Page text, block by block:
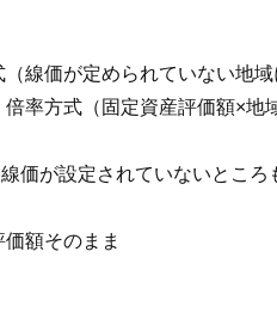
（線価が定められていない地
倍率方式（固定資産評価額×地
価が設定されていないところ
価額そのまま